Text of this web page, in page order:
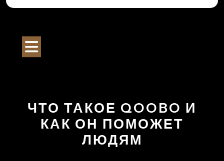
Перейти
ЧТО ТАКОЕ QOOBO И
КАК ОН ПОМОЖЕТ
ЛЮДЯМ